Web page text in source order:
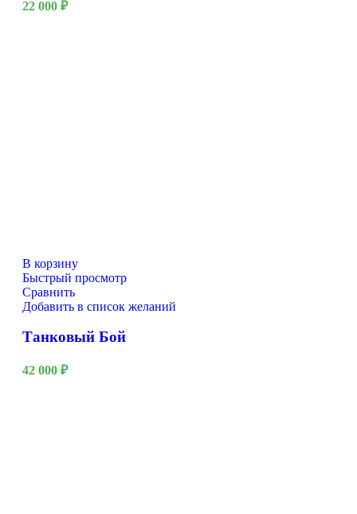
22 000 ₽
В корзину
Быстрый просмотр
Сравнить
Добавить в список желаний
Танковый Бой
42 000 ₽